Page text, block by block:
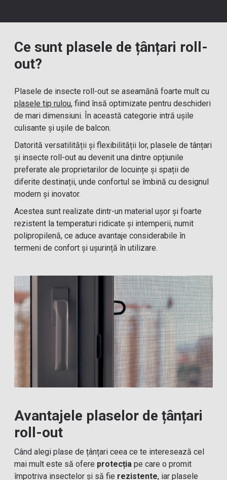
Ce sunt plasele de țânțari roll-
out?
Plasele de insecte roll-out se aseamănă foarte mult cu
plasele tip rulou, fiind însă optimizate pentru deschideri
de mari dimensiuni. În această categorie intră ușile
culisante și ușile de balcon.
Datorită versatilității și flexibilității lor, plasele de tânțari
și insecte roll-out au devenit una dintre opțiunile
preferate ale proprietarilor de locuințe și spații de
diferite destinații, unde confortul se îmbină cu designul
modern și inovator.
Acestea sunt realizate dintr-un material ușor și foarte
rezistent la temperaturi ridicate și intemperii, numit
polipropilenă, ce aduce avantaje considerabile în
termeni de confort și ușurință în utilizare.
Avantajele plaselor de țânțari
roll-out
Când alegi plase de țânțari ceea ce te interesează cel
mai mult este să ofere protecția pe care o promit
împotriva insectelor și să fie rezistente, iar plasele